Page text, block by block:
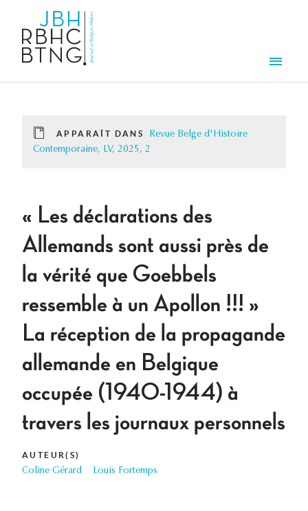
APPARAÎT DANS
Revue Belge d'Histoire
Contemporaine, LV, 2025, 2
« Les déclarations des
Allemands sont aussi près de
la vérité que Goebbels
ressemble à un Apollon !!! »
La réception de la propagande
allemande en Belgique
occupée (1940-1944) à
travers les journaux personnels
AUTEUR(S)
Coline Gérard Louis Fortemps